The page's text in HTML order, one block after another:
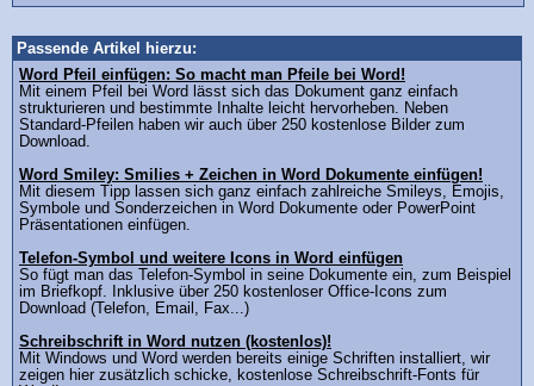
Passende Artikel hierzu:
Word Pfeil einfügen: So macht man Pfeile bei Word!
Mit einem Pfeil bei Word lässt sich das Dokument ganz einfach
strukturieren und bestimmte Inhalte leicht hervorheben. Neben
Standard-Pfeilen haben wir auch über 250 kostenlose Bilder zum
Download.
Word Smiley: Smilies + Zeichen in Word Dokumente einfügen!
Mit diesem Tipp lassen sich ganz einfach zahlreiche Smileys, Emojis,
Symbole und Sonderzeichen in Word Dokumente oder PowerPoint
Präsentationen einfügen.
Telefon-Symbol und weitere Icons in Word einfügen
So fügt man das Telefon-Symbol in seine Dokumente ein, zum Beispiel
im Briefkopf. Inklusive über 250 kostenloser Office-Icons zum
Download (Telefon, Email, Fax...)
Schreibschrift in Word nutzen (kostenlos)!
Mit Windows und Word werden bereits einige Schriften installiert, wir
zeigen hier zusätzlich schicke, kostenlose Schreibschrift-Fonts für